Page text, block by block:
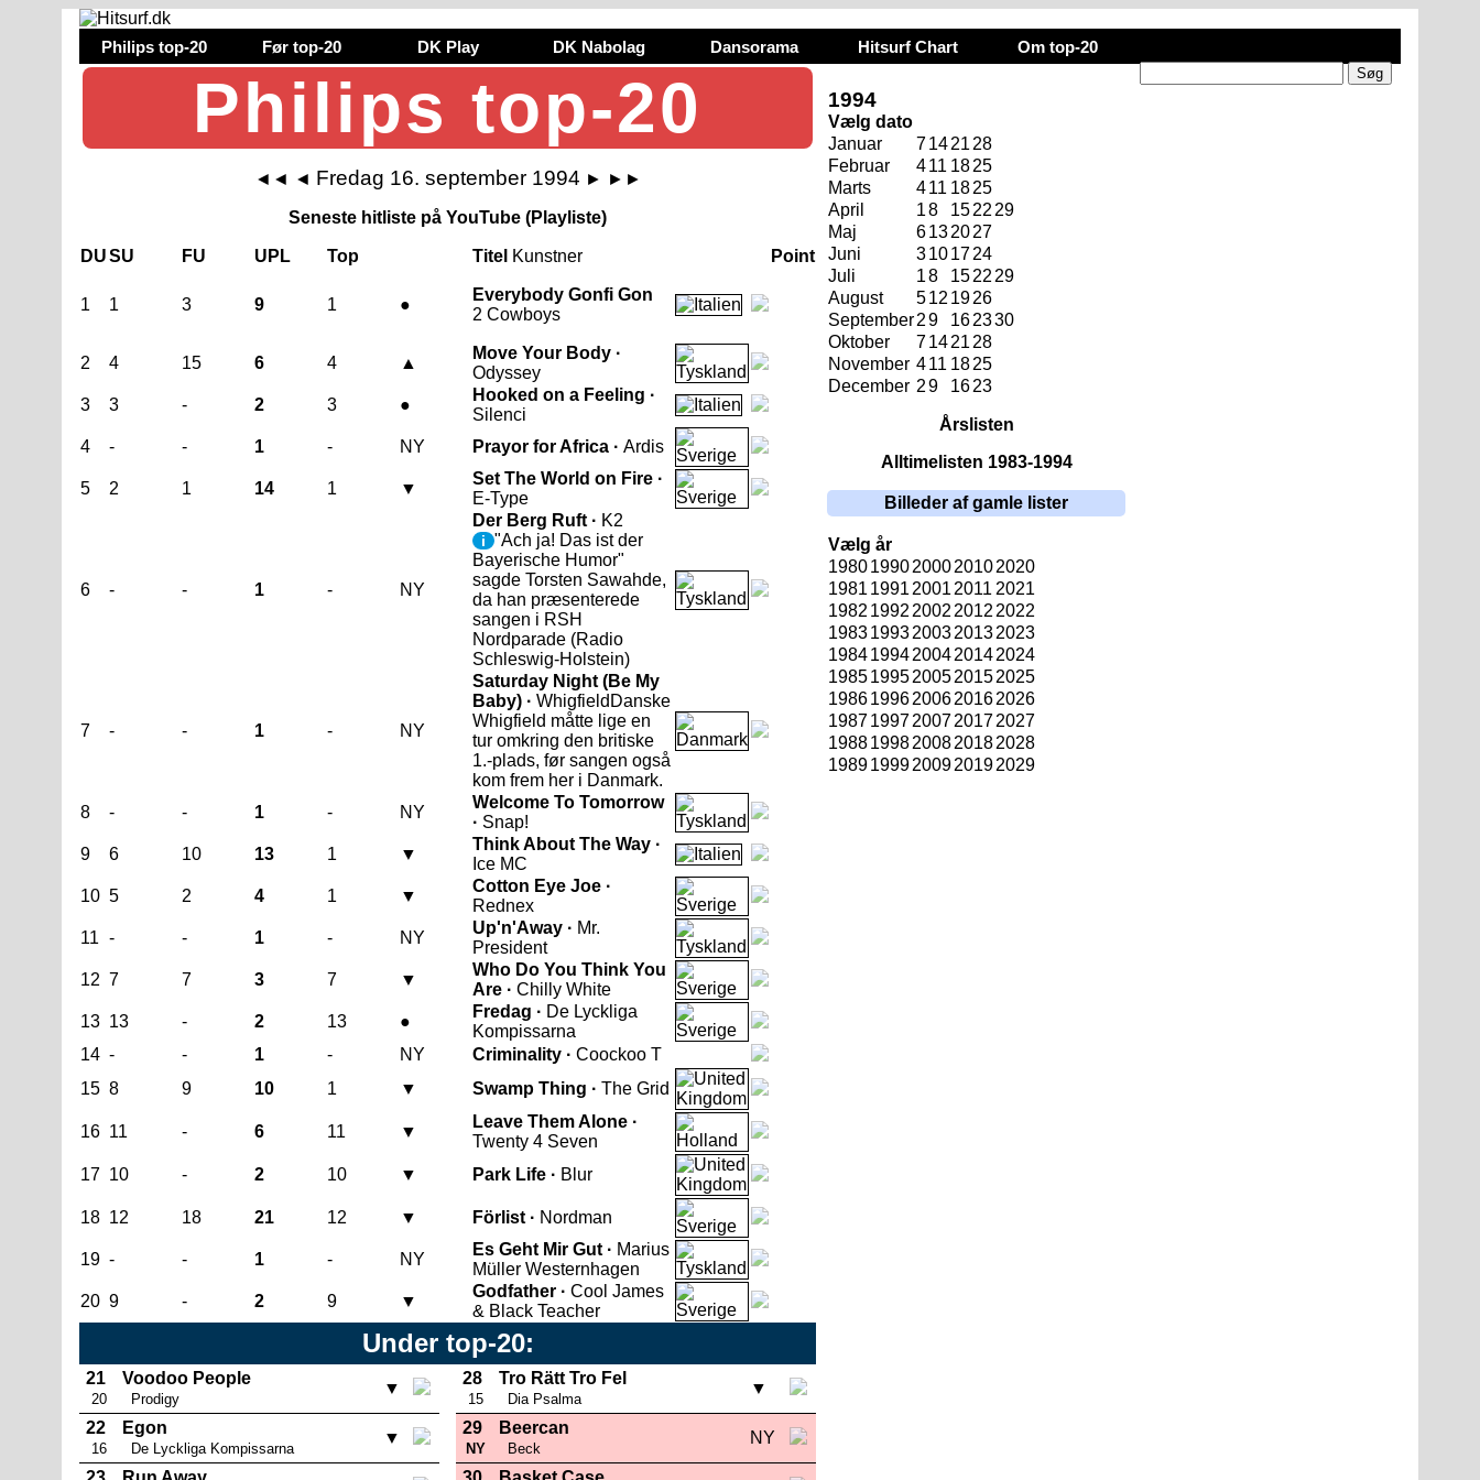
Philips top-20 Før top-20 DK Play DK Nabolag Dansorama Hitsurf Chart Om top-20
Philips top-20
◄◄ ◄ Fredag 16. september 1994 ► ►►
Seneste hitliste på YouTube (Playliste)
DUSU FU UPL Top Titel Kunstner Point
1 1 3 9 1 ●
Everybody Gonfi Gon
2 Cowboys
2 4 15 6 4 ▲
Move Your Body ·
Odyssey
3
3 - 2 3 ●
Hooked on a Feeling ·
Silenci
4
- - 1 - NY Prayor for Africa · Ardis
5 2 1 14 1 ▼
Set The World on Fire ·
E-Type
6 - - 1 - NY
Der Berg Ruft · K2
i "Ach ja! Das ist der
Bayerische Humor"
sagde Torsten Sawahde,
da han præsenterede
sangen i RSH
Nordparade (Radio
Schleswig-Holstein)
7 - - 1 - NY
Saturday Night (Be My
Baby) · Whigfield Danske
Whigfield måtte lige en
tur omkring den britiske
1.-plads, før sangen også
kom frem her i Danmark.
8
- - 1 - NY
Welcome To Tomorrow
· Snap!
9
6 10 13 1 ▼
Think About The Way ·
Ice MC
10 5 2 4 1 ▼
Cotton Eye Joe ·
Rednex
11 - - 1 - NY
Up'n'Away · Mr.
President
12 7 7 3 7 ▼
Who Do You Think You
Are · Chilly White
13 13 - 2 13 ●
Fredag · De Lyckliga
Kompissarna
14 - - 1 - NY Criminality · Coockoo T
15 8 9 10 1 ▼ Swamp Thing · The Grid
16 11 - 6 11 ▼
Leave Them Alone ·
Twenty 4 Seven
17 10 - 2 10 ▼ Park Life · Blur
18 12 18 21 12 ▼ Förlist · Nordman
19 - - 1 - NY
Es Geht Mir Gut · Marius
Müller Westernhagen
20 9 - 2 9 ▼
Godfather · Cool James
& Black Teacher
Under top-20:
21
20
Voodoo People
Prodigy
▼
22
16
Egon
De Lyckliga Kompissarna
▼
28
15
Tro Rätt Tro Fel
Dia Psalma
▼
29
NY
Beercan
Beck
NY
1994
Vælg dato
Januar
71421 28
Februar
411 1825
Marts
411 1825
April
18 1522 29
Maj
6132027
Juni
3101724
Juli
18 1522 29
August
512 1926
September29 162330
Oktober
71421 28
November 411 1825
December 29 1623
Årslisten
Alltimelisten 1983-1994
Billeder af gamle lister
Vælg år
19801990200020102020
1981 1991 2001 2011 2021
1982 1992 2002 2012 2022
19831993200320132023
19841994200420142024
19851995200520152025
19861996200620162026
19871997200720172027
19881998200820182028
19891999200920192029